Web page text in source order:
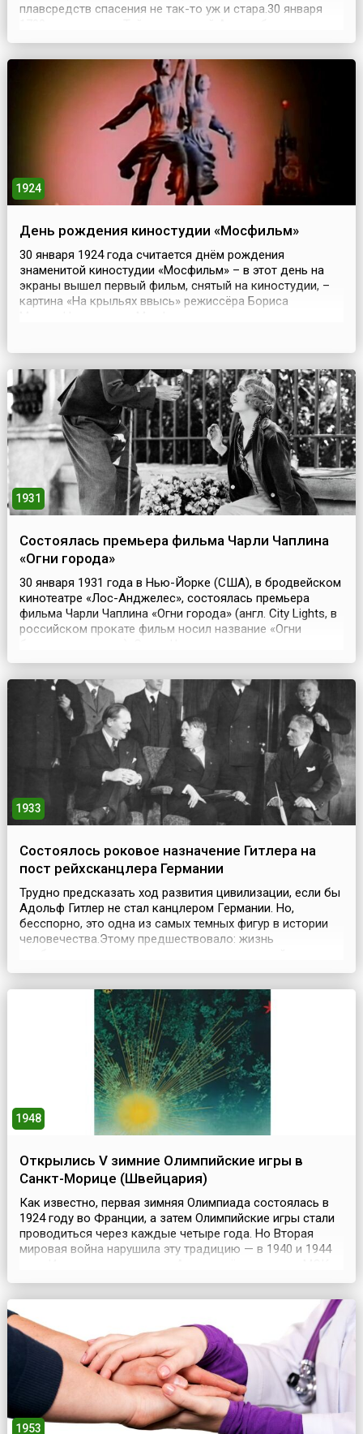
плавсредств спасения не так-то уж и стара.30 января
испытана первая специализированная спасательная
«Ориджинал» (Original). Длина шлюпки составляла 30
1924
День рождения киностудии «Мосфильм»
30 января 1924 года считается днём рождения
знаменитой киностудии «Мосфильм» – в этот день на
экраны вышел первый фильм, снятый на киностудии, –
картина «На крыльях ввысь» режиссёра Бориса
съё...
1931
Состоялась премьера фильма Чарли Чаплина
«Огни города»
30 января 1931 года в Нью-Йорке (США), в бродвейском
кинотеатре «Лос-Анджелес», состоялась премьера
фильма Чарли Чаплина «Огни города» (англ. City Lights, в
российском прокате фильм носил название «Огни
и хотя звук появился в фильмах уже в 1927 году,
композитор и режиссер, оставался верн...
1933
Состоялось роковое назначение Гитлера на
пост рейхсканцлера Германии
Трудно предсказать ход развития цивилизации, если бы
Адольф Гитлер не стал канцлером Германии. Но,
бесспорно, это одна из самых темных фигур в истории
человечества.Этому предшествовало: жизнь
пангерманизма; собрания правых партий; участие в
Гитлера началась после вступления в 1919 году в
1948
Открылись V зимние Олимпийские игры в
Санкт-Морице (Швейцария)
Как известно, первая зимняя Олимпиада состоялась в
1924 году во Франции, а затем Олимпийские игры стали
проводиться через каждые четыре года. Но Вторая
мировая война нарушила эту традицию — в 1940 и 1944
решил возобновить их проведение. Поэтому между IV
1953